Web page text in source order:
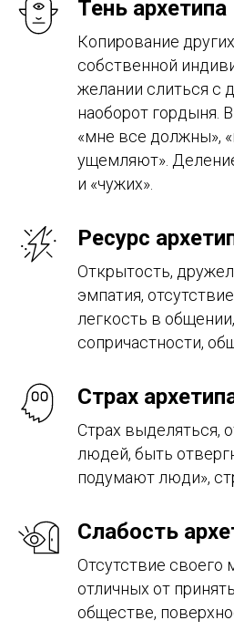
Тень архетипа
Копирование
собственной
желании слиться с
наоборот гордыня.
«мне все должны»,
ущемляют».
и «чужих».
Ресурс
Открытость,
эмпатия,
легкость в
сопричастности,
Страх
Страх выделяться,
людей, быть
подумают люди»,
Слабость
Отсутствие своего
отличных от
обществе,